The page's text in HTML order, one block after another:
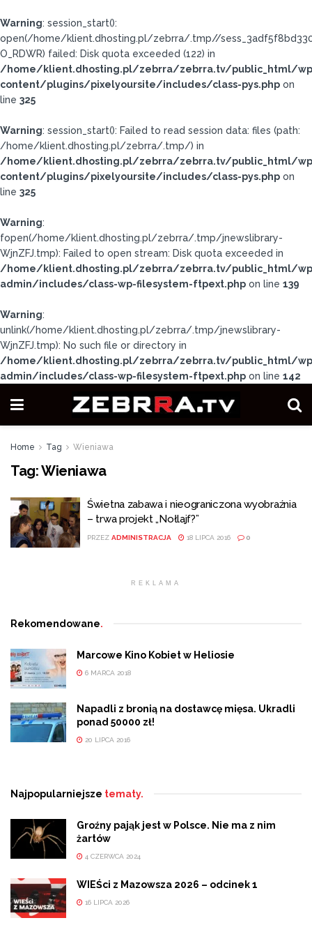
Warning: session_start():
open(/home/klient.dhosting.pl/zebrra/.tmp//
O_RDWR) failed: Disk quota exceeded (122) in
/home/klient.dhosting.pl/zebrra/zebrra.tv/public_html/
content/plugins/pixelyoursite/includes/class-pys.php on
line 325
Warning: session_start(): Failed to read session data: files (path:
/home/klient.dhosting.pl/zebrra/.tmp/) in
/home/klient.dhosting.pl/zebrra/zebrra.tv/public_html/
content/plugins/pixelyoursite/includes/class-pys.php on
line 325
Warning:
fopen(/home/klient.dhosting.pl/zebrra/.tmp/jnewslibrary-
WjnZFJ.tmp): Failed to open stream: Disk quota exceeded in
/home/klient.dhosting.pl/zebrra/zebrra.tv/public_html/
admin/includes/class-wp-filesystem-ftpext.php on line 139
Warning:
unlink(/home/klient.dhosting.pl/zebrra/.tmp/jnewslibrary-
WjnZFJ.tmp): No such file or directory in
/home/klient.dhosting.pl/zebrra/zebrra.tv/public_html/
admin/includes/class-wp-filesystem-ftpext.php on line 142
Home Tag Wieniawa
Tag:Wieniawa
Świetna zabawa i nieograniczona wyobraźnia
– trwa projekt „Nołlajf?”
PRZEZ ADMINISTRACJA 18 LIPCA 2016 0
REKLAMA
Rekomendowane.
Marcowe Kino Kobiet w Heliosie
6 MARCA 2018
Napadli z bronią na dostawcę mięsa. Ukradli
ponad 50000 zł!
20 LIPCA 2016
Najpopularniejsze tematy.
Groźny pająk jest w Polsce. Nie ma z nim
żartów
4 CZERWCA 2024
WIEŚci z Mazowsza 2026 – odcinek 1
16 LIPCA 2026